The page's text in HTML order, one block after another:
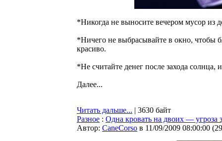
*Никогда не выносите вечером мусор из
*Ничего не выбрасывайте в окно, чтобы
красиво.
*Не считайте денег после захода солнца,
Далее...
Читать дальше... | 3630 байт
Разное : Одна кровать на двоих — угроза
Автор: CaneCorso в 11/09/2009 08:00:00 (